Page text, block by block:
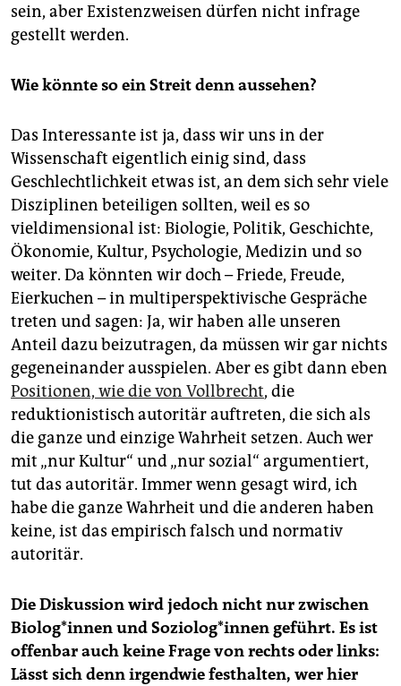
sein, aber Existenzweisen dürfen nicht infrage
gestellt werden.
Wie könnte so ein Streit denn aussehen?
Das Interessante ist ja, dass wir uns in der
Wissenschaft eigentlich einig sind, dass
Geschlechtlichkeit etwas ist, an dem sich sehr viele
Disziplinen beteiligen sollten, weil es so
vieldimensional ist: Biologie, Politik, Geschichte,
Ökonomie, Kultur, Psychologie, Medizin und so
weiter. Da könnten wir doch – Friede, Freude,
Eierkuchen – in multiperspektivische Gespräche
treten und sagen: Ja, wir haben alle unseren
Anteil dazu beizutragen, da müssen wir gar nichts
gegeneinander ausspielen. Aber es gibt dann eben
Positionen, wie die von Vollbrecht, die
reduktionistisch autoritär auftreten, die sich als
die ganze und einzige Wahrheit setzen. Auch wer
mit „nur Kultur“ und „nur sozial“ argumentiert,
tut das autoritär. Immer wenn gesagt wird, ich
habe die ganze Wahrheit und die anderen haben
keine, ist das empirisch falsch und normativ
autoritär.
Die Diskussion wird jedoch nicht nur zwischen
Bio­lo­g*in­nen und So­zio­lo­g*in­nen geführt. Es ist
offenbar auch keine Frage von rechts oder links:
Lässt sich denn irgendwie festhalten, wer hier